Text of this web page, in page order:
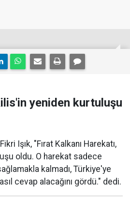
yeniden kurtuluşu
Işık, "Fırat Kalkanı Harekatı,
oldu. O harekat sadece
kalmadı, Türkiye'ye
cevap alacağını gördü." dedi.